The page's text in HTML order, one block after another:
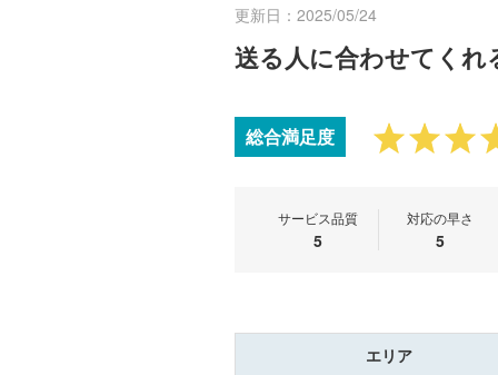
更新日：2025/05/24
送る人に合わせてくれ
総合満足度
サービス品質 対応の早さ
5 5
エリア